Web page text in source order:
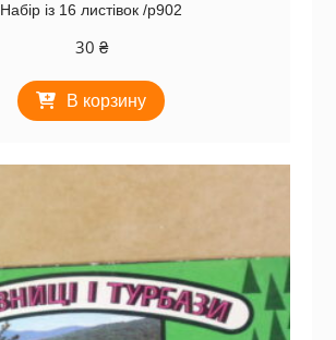
Набір із 16 листівок /р902
30 ₴
В корзину